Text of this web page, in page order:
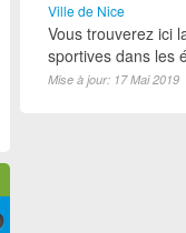
Ville de Nice
Vous trouverez ici
sportives dans les
Mise à jour: 17 Mai 2019